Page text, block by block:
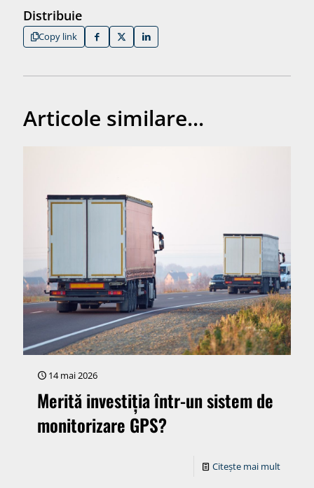
Distribuie
Copy link
Articole similare...
14 mai 2026
Merită investiția într-un sistem de
monitorizare GPS?
Citește mai mult